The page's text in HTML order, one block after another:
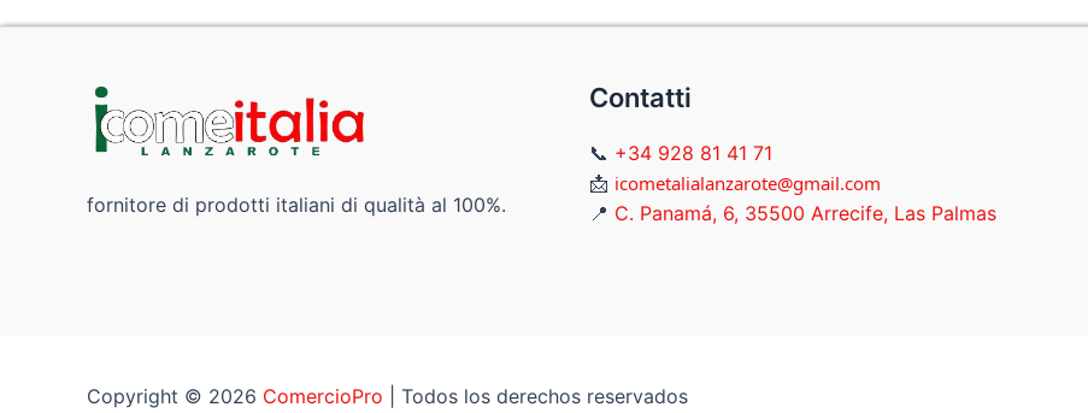
fornitore di prodotti italiani di qualità al 100%.
Contatti
📞 +34 928 81 41 71
📩 icometalialanzarote@gmail.com
📍 C. Panamá, 6, 35500 Arrecife, Las Palmas
Copyright © 2026 ComercioPro | Todos los derechos reservados